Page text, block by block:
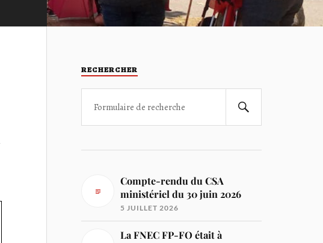
RECHERCHER
Compte-rendu du CSA
ministériel du 30 juin 2026
5 JUILLET 2026
La FNEC FP-FO était à